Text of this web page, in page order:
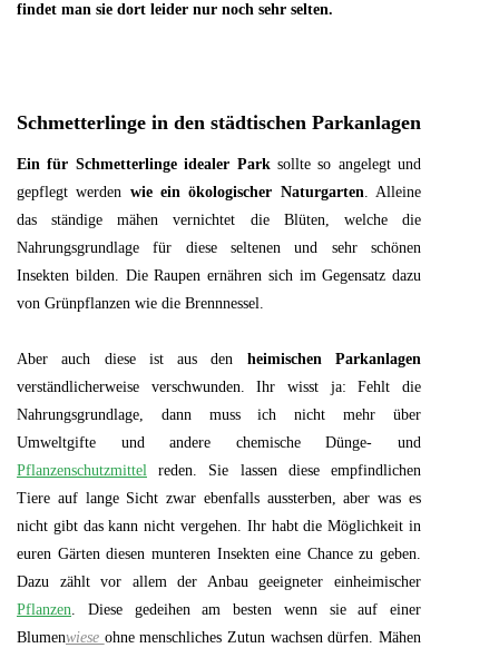
findet man sie dort leider nur noch sehr selten.
Schmetterlinge in den städtischen Parkanlagen
Ein für Schmetterlinge idealer Parksollte so angelegt und
gepflegt werden wie ein ökologischer Naturgarten. Alleine
das ständige mähen vernichtet die Blüten, welche die
Nahrungsgrundlage für diese seltenen und sehr schönen
Insekten bilden. Die Raupen ernähren sich im Gegensatz dazu
von Grünpflanzen wie die Brennnessel.
Aber auch diese ist aus den heimischen Parkanlagen
verständlicherweise verschwunden. Ihr wisst ja: Fehlt die
Nahrungsgrundlage, dann muss ich nicht mehr über
Umweltgifte und andere chemische Dünge- und
Pflanzenschutzmittel reden. Sie lassen diese empfindlichen
Tiere auf lange Sicht zwar ebenfalls aussterben, aber was es
nicht gibt das kann nicht vergehen. Ihr habt die Möglichkeit in
euren Gärten diesen munteren Insekten eine Chance zu geben.
Dazu zählt vor allem der Anbau geeigneter einheimischer
Pflanzen. Diese gedeihen am besten wenn sie auf einer
Blumenwiese ohne menschliches Zutun wachsen dürfen. Mähen